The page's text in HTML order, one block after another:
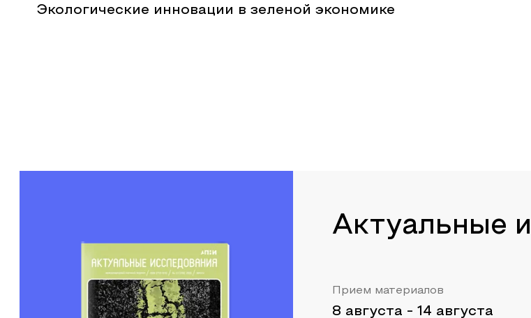
Экологические инновации в зеленой экономике
Актуальные
Прием материалов
8 августа - 14 августа